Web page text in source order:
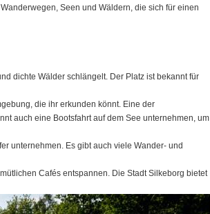
Seen und Wäldern, die sich für einen
dichte Wälder schlängelt. Der Platz ist bekannt für
die ihr erkunden könnt. Eine der
auch eine Bootsfahrt auf dem See unternehmen, um
unternehmen. Es gibt auch viele Wander- und
Cafés entspannen. Die Stadt Silkeborg bietet